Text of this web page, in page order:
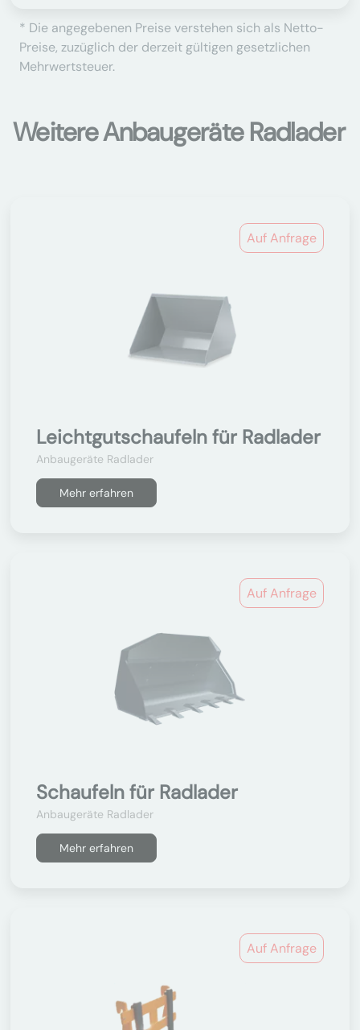
* Die angegebenen Preise verstehen sich als Netto-
Preise, zuzüglich der derzeit gültigen gesetzlichen
Mehrwertsteuer.
Weitere Anbaugeräte Radlader
Auf Anfrage
Leichtgutschaufeln für Radlader
Anbaugeräte Radlader
Mehr erfahren
Auf Anfrage
Schaufeln für Radlader
Anbaugeräte Radlader
Mehr erfahren
Auf Anfrage